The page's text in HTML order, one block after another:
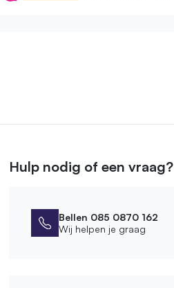
Hulp nodig of een vraag?
Bellen 085 0870 162
Wij helpen je graag